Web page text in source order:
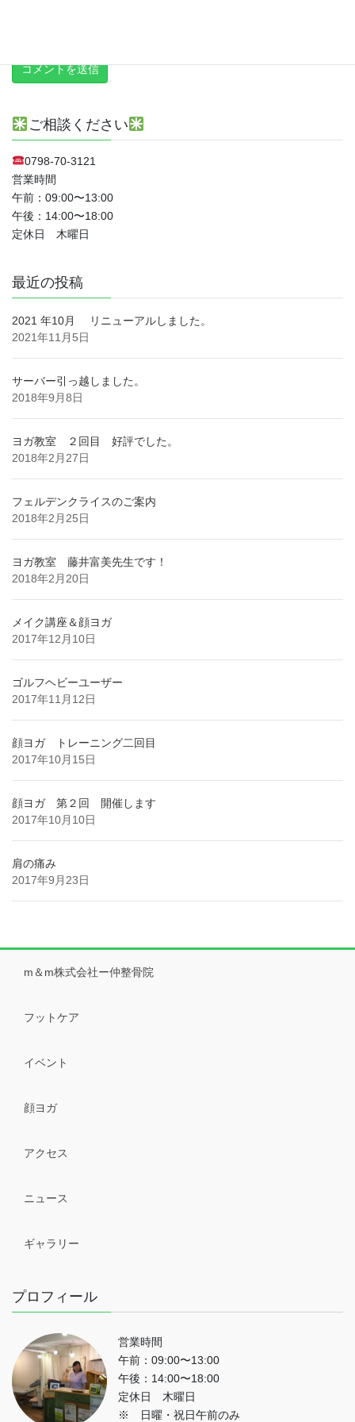
ご相談ください
0798-70-3121
営業時間
午前：09:00〜13:00
午後：14:00〜18:00
定休日 木曜日
最近の投稿
2021 年10月 リニューアルしました。
2021年11月5日
サーバー引っ越しました。
2018年9月8日
ヨガ教室 ２回目 好評でした。
2018年2月27日
フェルデンクライスのご案内
2018年2月25日
ヨガ教室 藤井富美先生です！
2018年2月20日
メイク講座＆顔ヨガ
2017年12月10日
ゴルフヘビーユーザー
2017年11月12日
顔ヨガ トレーニング二回目
2017年10月15日
顔ヨガ 第２回 開催します
2017年10月10日
肩の痛み
2017年9月23日
m＆m株式会社ー仲整骨院
フットケア
イベント
顔ヨガ
アクセス
ニュース
ギャラリー
プロフィール
営業時間
午前：09:00〜13:00
午後：14:00〜18:00
定休日 木曜日
※ 日曜・祝日午前のみ